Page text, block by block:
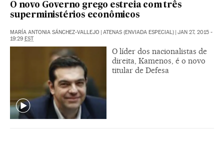
O novo Governo grego estreia com três
superministérios econômicos
MARÍA ANTONIA SÁNCHEZ-VALLEJO | ATENAS (ENVIADA ESPECIAL) | JAN 27, 2015 -
19:29 EST
O líder dos nacionalistas de
direita, Kamenos, é o novo
titular de Defesa